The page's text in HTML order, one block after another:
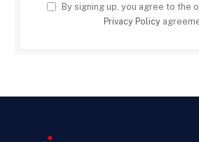
By signing up, you agree to the
Privacy Policy